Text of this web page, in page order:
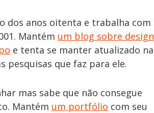
dos anos oitenta e trabalha com
Mantém um blog sobre design
e tenta se manter atualizado na
pesquisas que faz para ele.
mas sabe que não consegue
Mantém um portfólio com seu